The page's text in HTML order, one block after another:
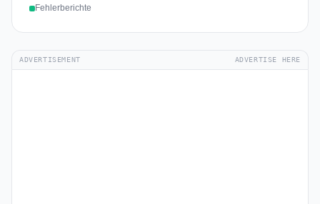
Fehlerberichte
ADVERTISEMENT ADVERTISE HERE